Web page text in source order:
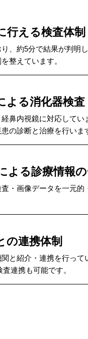
行える検査体制
、約5分で結果が判明
整えています。
よる消化器検査
鼻内視鏡に対応してい
の診断と治療を行いま
よる診療情報
・画像データを一元
の連携体制
と紹介・連携を行って
連携も可能です。